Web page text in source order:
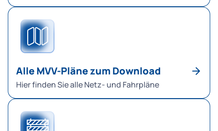
Alle MVV-Pläne zum Download
Hier finden Sie alle Netz- und Fahrpläne